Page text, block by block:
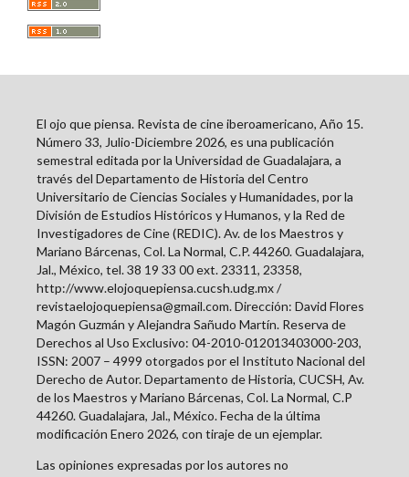
El ojo que piensa. Revista de cine iberoamericano, Año 15.
Número 33, Julio-Diciembre 2026, es una publicación
semestral editada por la Universidad de Guadalajara, a
través del Departamento de Historia del Centro
Universitario de Ciencias Sociales y Humanidades, por la
División de Estudios Históricos y Humanos, y la Red de
Investigadores de Cine (REDIC). Av. de los Maestros y
Mariano Bárcenas, Col. La Normal, C.P. 44260. Guadalajara,
Jal., México, tel. 38 19 33 00 ext. 23311, 23358,
http://www.elojoquepiensa.cucsh.udg.mx /
revistaelojoquepiensa@gmail.com. Dirección: David Flores
Magón Guzmán y Alejandra Sañudo Martín. Reserva de
Derechos al Uso Exclusivo: 04-2010-012013403000-203,
ISSN: 2007 – 4999 otorgados por el Instituto Nacional del
Derecho de Autor. Departamento de Historia, CUCSH, Av.
de los Maestros y Mariano Bárcenas, Col. La Normal, C.P
44260. Guadalajara, Jal., México. Fecha de la última
modificación Enero 2026, con tiraje de un ejemplar.
Las opiniones expresadas por los autores no